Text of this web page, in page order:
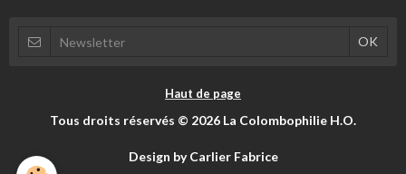
Haut de page
Tous droits réservés © 2026 La Colombophilie H.O.
Design by Carlier Fabrice